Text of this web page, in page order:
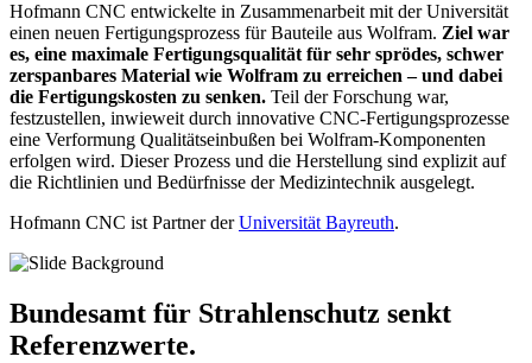
Hofmann CNC entwickelte in Zusammenarbeit mit der Universität
einen neuen Fertigungsprozess für Bauteile aus Wolfram. Ziel war
es, eine maximale Fertigungsqualität für sehr sprödes, schwer
zerspanbares Material wie Wolfram zu erreichen – und dabei
die Fertigungskosten zu senken. Teil der Forschung war,
festzustellen, inwieweit durch innovative CNC-Fertigungsprozesse
eine Verformung Qualitätseinbußen bei Wolfram-Komponenten
erfolgen wird. Dieser Prozess und die Herstellung sind explizit auf
die Richtlinien und Bedürfnisse der Medizintechnik ausgelegt.
Hofmann CNC ist Partner derUniversität Bayreuth.
Bundesamt für Strahlenschutz senkt
Referenzwerte.